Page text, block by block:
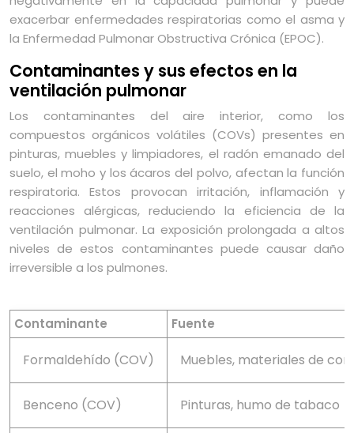
exacerbar enfermedades respiratorias como el asma y
la Enfermedad Pulmonar Obstructiva Crónica (EPOC).
Contaminantes y sus efectos en la
ventilación pulmonar
Los contaminantes del aire interior, como los
compuestos orgánicos volátiles (COVs) presentes en
pinturas, muebles y limpiadores, el radón emanado del
suelo, el moho y los ácaros del polvo, afectan la función
respiratoria. Estos provocan irritación, inflamación y
reacciones alérgicas, reduciendo la eficiencia de la
ventilación pulmonar. La exposición prolongada a altos
niveles de estos contaminantes puede causar daño
irreversible a los pulmones.
Contaminante Fuente
Formaldehído (COV) Muebles, materiales de
Benceno (COV) Pinturas, humo de tabaco